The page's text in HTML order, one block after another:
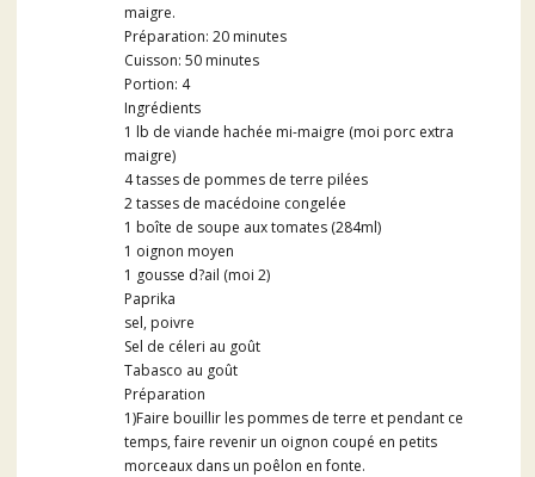
maigre.
Préparation: 20 minutes
Cuisson: 50 minutes
Portion: 4
Ingrédients
1 lb de viande hachée mi-maigre (moi porc extra
maigre)
4 tasses de pommes de terre pilées
2 tasses de macédoine congelée
1 boîte de soupe aux tomates (284ml)
1 oignon moyen
1 gousse d?ail (moi 2)
Paprika
sel, poivre
Sel de céleri au goût
Tabasco au goût
Préparation
1)Faire bouillir les pommes de terre et pendant ce
temps, faire revenir un oignon coupé en petits
morceaux dans un poêlon en fonte.